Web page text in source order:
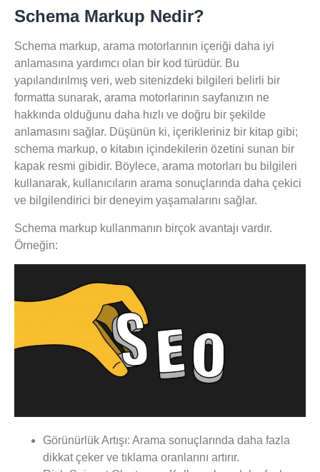
Schema Markup Nedir?
Schema markup, arama motorlarının içeriği daha iyi
anlamasına yardımcı olan bir kod türüdür. Bu
yapılandırılmış veri, web sitenizdeki bilgileri belirli bir
formatta sunarak, arama motorlarının sayfanızın ne
hakkında olduğunu daha hızlı ve doğru bir şekilde
anlamasını sağlar. Düşünün ki, içerikleriniz bir kitap gibi;
schema markup, o kitabın içindekilerin özetini sunan bir
kapak resmi gibidir. Böylece, arama motorları bu bilgileri
kullanarak, kullanıcıların arama sonuçlarında daha çekici
ve bilgilendirici bir deneyim yaşamalarını sağlar.
Schema markup kullanmanın birçok avantajı vardır.
Örneğin:
Görünürlük Artışı: Arama sonuçlarında daha fazla
dikkat çeker ve tıklama oranlarını artırır.